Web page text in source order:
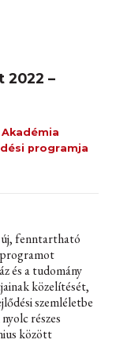
–
Akadémia
programja
új, fenntartható
és a tudomány
közelítését,
szemléletbe
részes
között